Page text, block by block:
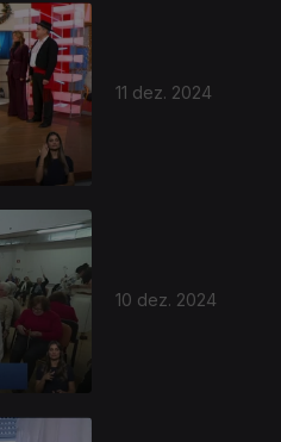
11 dez. 2024
10 dez. 2024